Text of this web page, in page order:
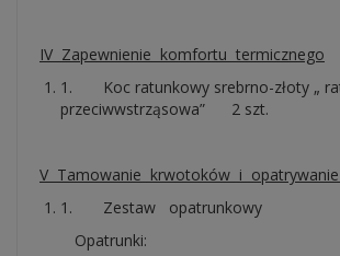
IV Zapewnienie komfortu termicznego
1. Koc ratunkowy srebrno-złoty „
przeciwwstrząsowa” 2 szt.
V Tamowanie krwotoków i
1. Zestaw opatrunkowy
Opatrunki: